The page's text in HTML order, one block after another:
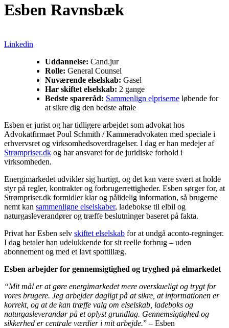
Esben Ravnsbæk
Linkedin
Uddannelse: Cand.jur
Rolle: General Counsel
Nuværende elselskab: Gasel
Har skiftet elselskab: 2 gange
Bedste spareråd: Sammenlign elpriserne løbende for
at sikre dig den bedste aftale
Esben er jurist og har tidligere arbejdet som advokat hos
Advokatfirmaet Poul Schmith / Kammeradvokaten med speciale i
erhvervsret og virksomhedsoverdragelser. I dag er han medejer af
Strømpriser.dk og har ansvaret for de juridiske forhold i
virksomheden.
Energimarkedet udvikler sig hurtigt, og det kan være svært at holde
styr på regler, kontrakter og forbrugerrettigheder. Esben sørger for, at
Strømpriser.dk formidler klar og pålidelig information, så brugerne
nemt kan sammenligne elselskaber, ladebokse til elbil og
naturgasleverandører og træffe beslutninger baseret på fakta.
Privat har Esben selv skiftet elselskab for at undgå aconto-regninger.
I dag betaler han udelukkende for sit reelle forbrug – uden
abonnement og med et lavt spottillæg.
Esben arbejder for gennemsigtighed og tryghed på elmarkedet
“Mit mål er at gøre energimarkedet mere overskueligt og trygt for
vores brugere. Jeg arbejder dagligt på at sikre, at informationen er
korrekt, og at de kan træffe valg om elselskab, ladeboks og
naturgasleverandør på et oplyst grundlag. Gennemsigtighed og
sikkerhed er centrale værdier i mit arbejde.” – Esben